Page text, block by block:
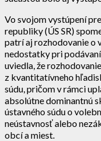
Vo svojom vystúpení
republiky (ÚS SR)
patrí aj rozhodovanie o
nedostatky pri
uviedla, že
z kvantitatívneho
súdu, pričom v rámci
absolútne dominantnú
ústavného súdu o
neústavnosť alebo
obcí a miest.